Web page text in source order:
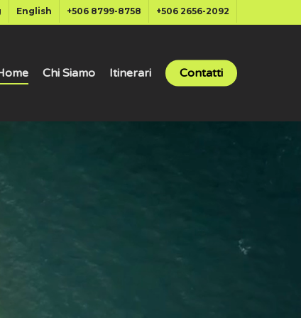
English +506 8799-8758 +506 2656-2092
Chi Siamo Itinerari Contatti